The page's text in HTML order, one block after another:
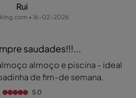
Rui
• 16-02-2026
saudades!!!...
almoço e piscina - ideal
de fim-de semana.
5.0